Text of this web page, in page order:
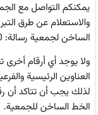
يمكنكم التواصل مع
والاستعلام عن طرق
الساخن لجمعية رسالة: 19450.
ولا يوجد أي أرقام
العناوين الرئيسية
لذلك يجب أن تتاكد
الخط الساخن للجمعية.